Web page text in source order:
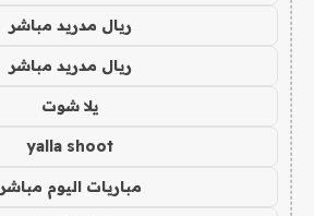
ريال مدريد مباشر
ريال مدريد مباشر
يلا شوت
yalla shoot
مباريات اليوم مباشر